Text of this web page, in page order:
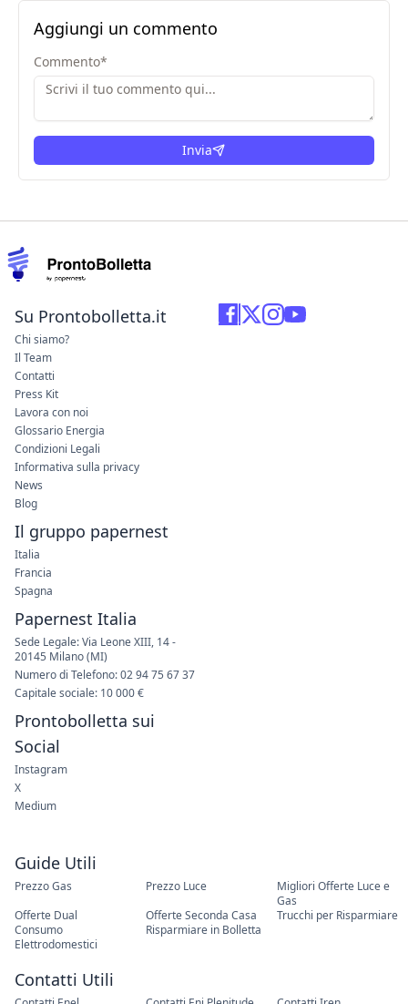
Aggiungi un commento
Commento*
Invia
Guide Utili
Prezzo Gas Prezzo Luce
Migliori Offerte Luce e
Gas
Offerte Dual
Offerte Seconda Casa
Trucchi per Risparmiare
Consumo
Elettrodomestici
Risparmiare in Bolletta
Contatti Utili
Su Prontobolletta.it
Chi siamo?
Il Team
Contatti
Press Kit
Lavora con noi
Glossario Energia
Condizioni Legali
Informativa sulla privacy
News
Blog
Il gruppo papernest
Italia
Francia
Spagna
Papernest Italia
Sede Legale: Via Leone XIII, 14 -
20145 Milano (MI)
Numero di Telefono: 02 94 75 67 37
Capitale sociale: 10 000 €
Prontobolletta sui
Social
Instagram
X
Medium